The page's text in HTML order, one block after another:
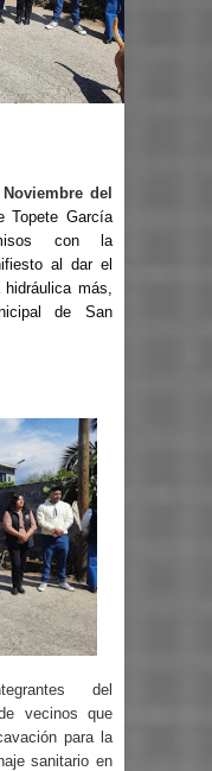
del
Topete García
con la
al dar el
más,
de San
del
vecinos que
para la
sanitario en